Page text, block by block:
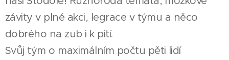
závity v plné akci, legrace v týmu a něco
dobrého na zub i k pití.
Svůj tým o maximálním počtu pěti lidí